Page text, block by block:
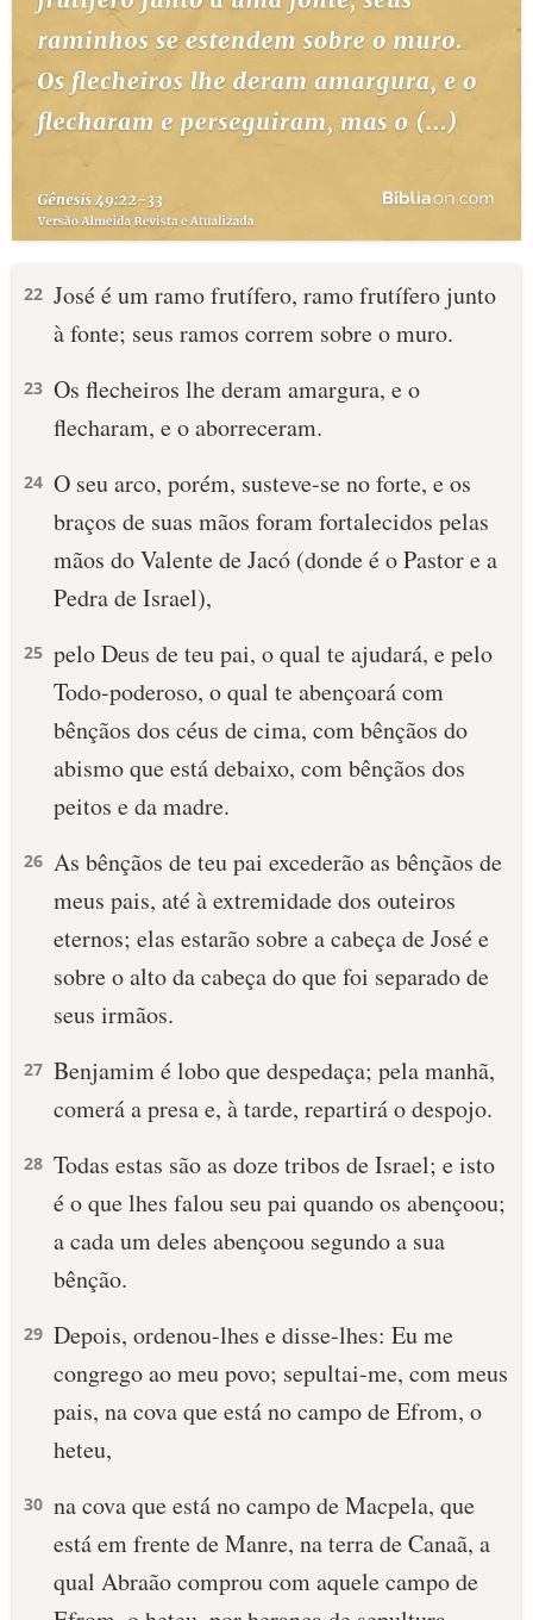
22 José é um ramo frutífero, ramo frutífero junto
à fonte; seus ramos correm sobre o muro.
23 Os flecheiros lhe deram amargura, e o
flecharam, e o aborreceram.
24 O seu arco, porém, susteve-se no forte, e os
braços de suas mãos foram fortalecidos pelas
mãos do Valente de Jacó (donde é o Pastor e a
Pedra de Israel),
25 pelo Deus de teu pai, o qual te ajudará, e pelo
Todo-poderoso, o qual te abençoará com
bênçãos dos céus de cima, com bênçãos do
abismo que está debaixo, com bênçãos dos
peitos e da madre.
26 As bênçãos de teu pai excederão as bênçãos de
meus pais, até à extremidade dos outeiros
eternos; elas estarão sobre a cabeça de José e
sobre o alto da cabeça do que foi separado de
seus irmãos.
27 Benjamim é lobo que despedaça; pela manhã,
comerá a presa e, à tarde, repartirá o despojo.
28 Todas estas são as doze tribos de Israel; e isto
é o que lhes falou seu pai quando os abençoou;
a cada um deles abençoou segundo a sua
bênção.
29 Depois, ordenou-lhes e disse-lhes: Eu me
congrego ao meu povo; sepultai-me, com meus
pais, na cova que está no campo de Efrom, o
heteu,
30 na cova que está no campo de Macpela, que
está em frente de Manre, na terra de Canaã, a
qual Abraão comprou com aquele campo de